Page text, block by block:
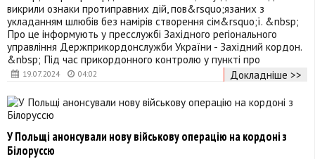
19.07.2024 04:02
викрили ознаки протиправних дій, пов&rsquo;язаних з
укладанням шлюбів без намірів створення сім&rsquo;ї. &nbsp;
Про це інформують у пресслужбі Західного регіонального
управління Держприкордонслужби України - Західний кордон.
&nbsp; Під час прикордонного контролю у пункті про
Докладніше >>
У Польщі анонсували нову військову операцію на кордоні з
Білоруссю